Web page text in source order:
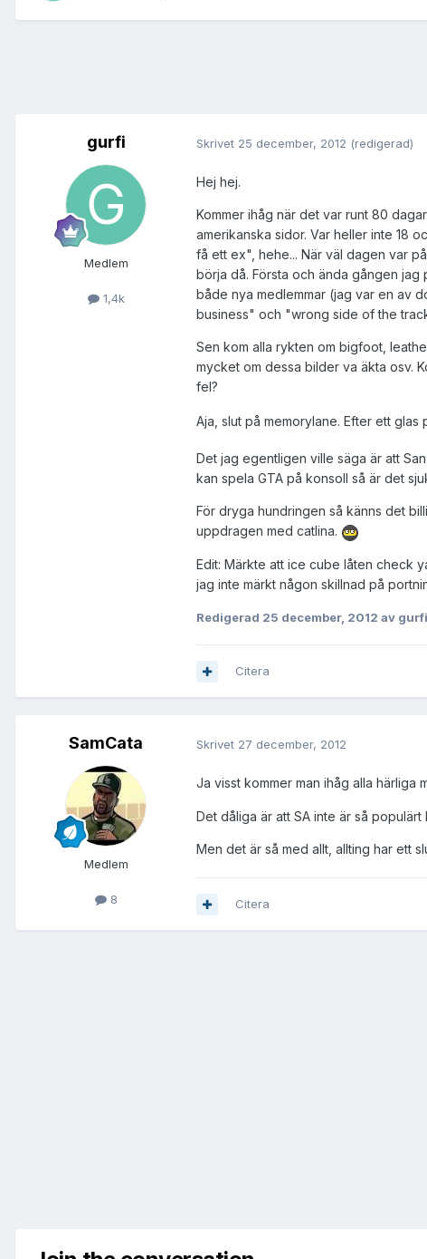
gurfi
Medlem
1,4k
Skrivet 25 december, 2012 (redigerad)
Hej hej.
Kommer ihåg när det var runt 80
amerikanska sidor. Var heller inte 18
få ett ex", hehe... När väl dagen var
börja då. Första och ända gången
både nya medlemmar (jag var en av
business" och "wrong side of the
Sen kom alla rykten om bigfoot,
mycket om dessa bilder va äkta osv.
fel?
Aja, slut på memorylane. Efter ett
Det jag egentligen ville säga är att
kan spela GTA på konsoll så är det
För dryga hundringen så känns det
uppdragen med catlina.
Edit: Märkte att ice cube låten check
jag inte märkt någon skillnad på
Redigerad 25 december, 2012 av gurfi
Citera
SamCata
Medlem
8
Skrivet 27 december, 2012
Ja visst kommer man ihåg alla härliga
Det dåliga är att SA inte är så
Men det är så med allt, allting har ett
Citera